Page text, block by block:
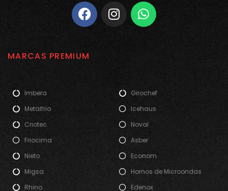
MARCAS PREMIUM
Imbera
Metalfrio
Criotec
Friocima
Nieto
Migsa
Rhino
Girochef
Icehaus
Noval
Asber
Econom
Hornos de Microondas
Edenox